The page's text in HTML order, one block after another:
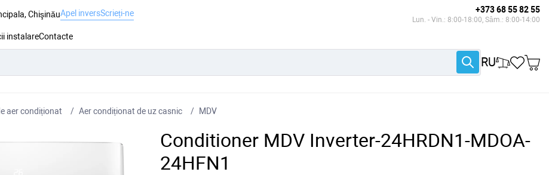
ChişinăuApel inversScrieți-ne +373 68 55 82 55
Lun. - Vin.: 8:00-18:00, Sâm.: 8:00-14:00
instalareContacte
RU
aer condiționat Aer condiționat de uz casnic MDV
Conditioner MDV Inverter-24HRDN1-MDOA-
24HFN1